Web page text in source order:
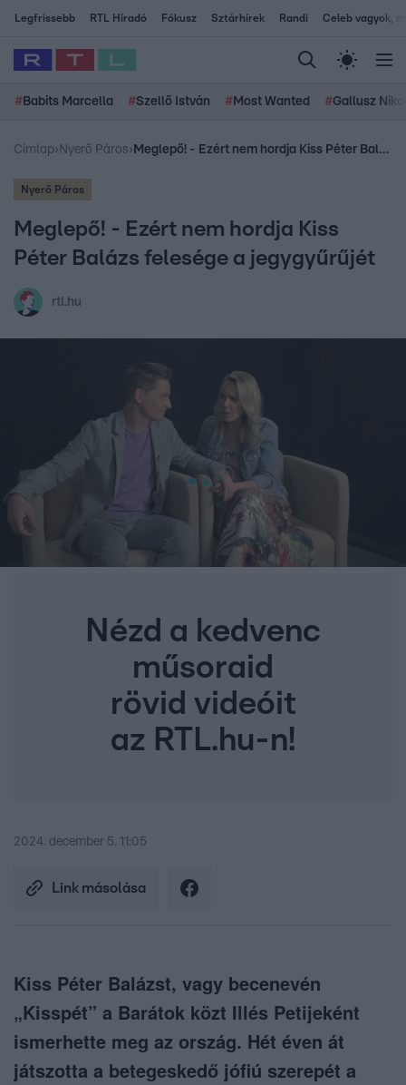
Legfrissebb RTL Híradó Fókusz Sztárhírek Randi Celeb vagyok,
# Babits Marcella #Szellő István # Most Wanted #Gallusz
Címlap› Nyerő Páros› Meglepő! - Ezért nem hordja Kiss Péter Balázs felesége a jegygyűrűjét
Nyerő Páros
Meglepő! - Ezért nem hordja Kiss
Péter Balázs felesége a jegygyűrűjét
rtl.hu
Nézd a kedvenc
műsoraid
rövid videóit
az RTL.hu-n!
2024. december 5. 11:05
Link másolása
Kiss Péter Balázst, vagy becenevén
„Kisspét” a Barátok közt Illés Petijeként
ismerhette meg az ország. Hét éven át
játszotta a betegeskedő jófiú szerepét a